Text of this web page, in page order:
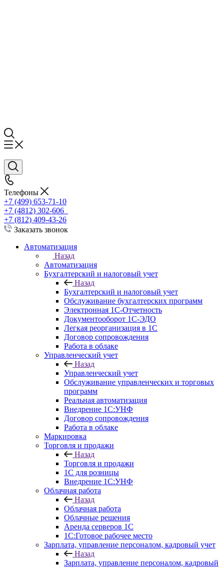
Телефоны
+7 (499) 653-71-10
+7 (4812) 302-606
+7 (812) 409-43-26
Заказать звонок
Автоматизация
Назад
Автоматизация
Бухгалтерский и налоговый учет
Назад
Бухгалтерский и налоговый учет
Обслуживание бухгалтерских программ
Электронная 1С-Отчетность
Документооборот 1С-ЭДО
Легкая реорганизация в 1С
Договор сопровождения
Работа в облаке
Управленческий учет
Назад
Управленческий учет
Обслуживание управленческих и торговых
программ
Реальная автоматизация
Внедрение 1С:УНФ
Договор сопровождения
Работа в облаке
Маркировка
Торговля и продажи
Назад
Торговля и продажи
1С для розницы
Внедрение 1С:УНФ
Облачная работа
Назад
Облачная работа
Облачные решения
Аренда серверов 1С
1C:Готовое рабочее место
Зарплата, управление персоналом, кадровый учет
Назад
Зарплата, управление персоналом, кадровый